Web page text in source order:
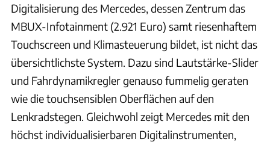
Digitalisierung des Mercedes, dessen Zentrum das
MBUX-Infotainment (2.921 Euro) samt riesenhaftem
Touchscreen und Klimasteuerung bildet, ist nicht das
übersichtlichste System. Dazu sind Lautstärke-Slider
und Fahrdynamikregler genauso fummelig geraten
wie die touchsensiblen Oberflächen auf den
Lenkradstegen. Gleichwohl zeigt Mercedes mit den
höchst individualisierbaren Digitalinstrumenten,